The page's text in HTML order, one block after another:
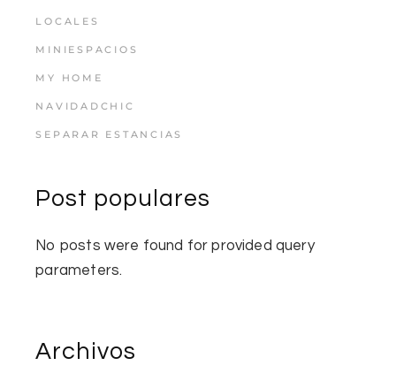
LOCALES
MINIESPACIOS
MY HOME
NAVIDADCHIC
SEPARAR ESTANCIAS
Post populares
No posts were found for provided query
parameters.
Archivos